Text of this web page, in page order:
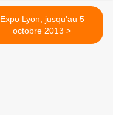
Expo Lyon, jusqu'au 5
octobre 2013 >